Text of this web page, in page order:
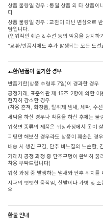
상품 불량일 경우 : 동일 상품 외 타 상품
다.
상품 불량일 경우 : 교환이 아닌 변심으로
담입니다.
(인위적인 훼손 & 수선 등의 악용을 방지하
*교환/반품시에도 추가 발생되는 모든 도
교환/반품이 불가한 경우
반품기한(상품 수령후 7일)이 경과한 경우
공정거래, 표준약관 제 15조 2항에 의한
현저히 감소한 경우
(착용 흔적, 화장품, 탈취제 냄새, 세탁, 수
세탁을 하신 경우나 착용을 하신 후에는
워싱면 종류의 제품은 워싱과정에서 옷이
피팅만 해보신 경우라도 상품이 훼손된 경
배송 시 생긴 구김, 단추 바느질의 느슨함,
거래처 공정 과정 중 단추구멍이 완벽히 뚫
착용 부탁드립니다)
워싱 과정 중 발생하는 냄새와 단추 위치를
지퍼의 뻣뻣한 움직임, 신발이나 가방 및
우
환불 안내